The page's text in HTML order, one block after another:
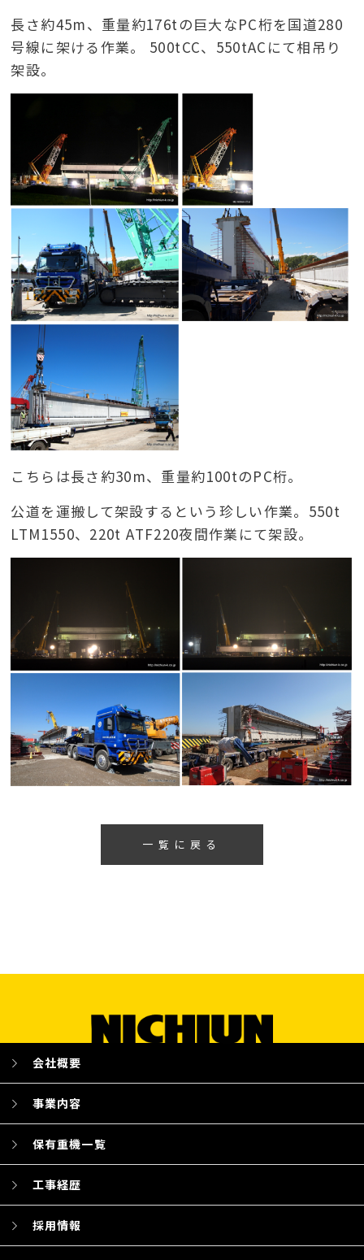
長さ約45m、重量約176tの巨大なPC桁を国道280
号線に架ける作業。 500tCC、550tACにて相吊り
架設。
こちらは長さ約30m、重量約100tのPC桁。
公道を運搬して架設するという珍しい作業。550t
LTM1550、220t ATF220夜間作業にて架設。
一覧に戻る
会社概要
事業内容
保有重機一覧
工事経歴
採用情報